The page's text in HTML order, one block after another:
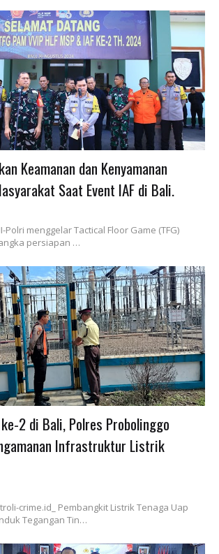
Keamanan dan Kenyamanan
Saat Event IAF di Bali.
Polri menggelar Tactical Floor Game (TFG)
persiapan …
2 di Bali, Polres Probolinggo
Infrastruktur Listrik
crime.id_ Pembangkit Listrik Tenaga Uap
Tegangan Tin…